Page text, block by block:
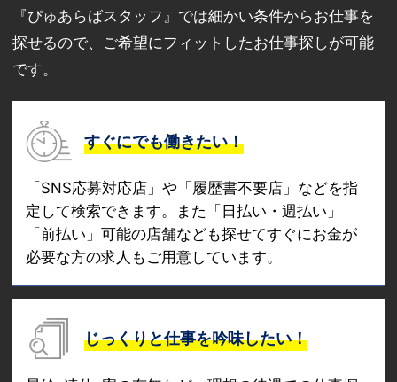
『ぴゅあらばスタッフ』では細かい条件からお仕事を
探せるので、ご希望にフィットしたお仕事探しが可能
です。
すぐにでも働きたい！
「SNS応募対応店」や「履歴書不要店」などを指
定して検索できます。また「日払い・週払い」
「前払い」可能の店舗なども探せてすぐにお金が
必要な方の求人もご用意しています。
じっくりと仕事を吟味したい！